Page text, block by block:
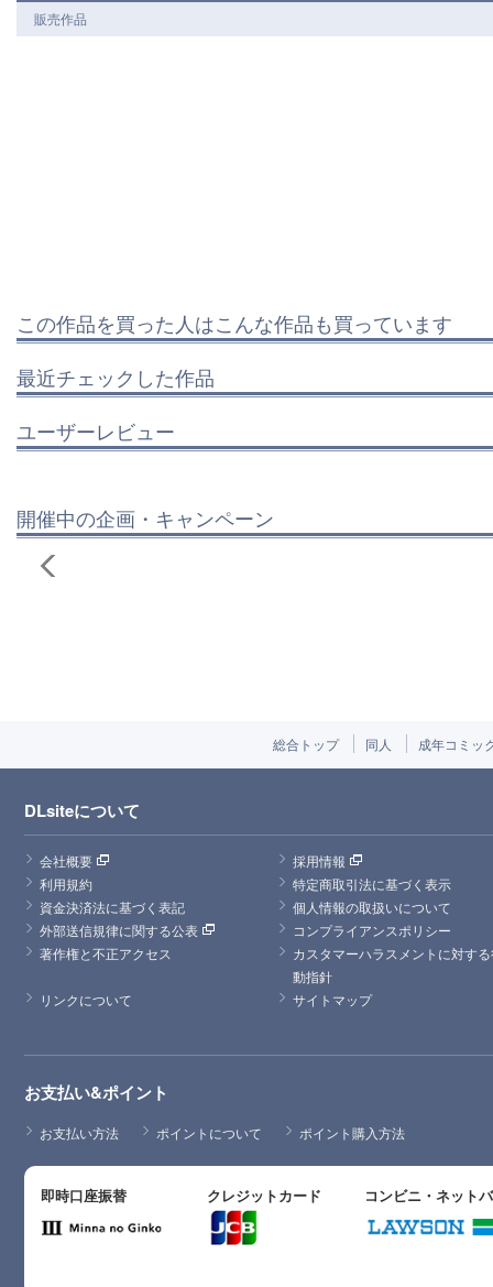
販売作品
この作品を買った人はこんな作品も買っています
最近チェックした作品
ユーザーレビュー
開催中の企画・キャンペーン
総合トップ 同人 成年コミッ
DLsiteについて
会社概要
採用情報
利用規約
特定商取引法に基づく表示
資金決済法に基づく表記
個人情報の取扱いについて
外部送信規律に関する公表
コンプライアンスポリシー
著作権と不正アクセス
カスタマーハラスメントに対す
動指針
リンクについて
サイトマップ
お支払い&ポイント
お支払い方法 ポイントについて ポイント購入方法
即時口座振替 クレジットカード コンビニ・ネット